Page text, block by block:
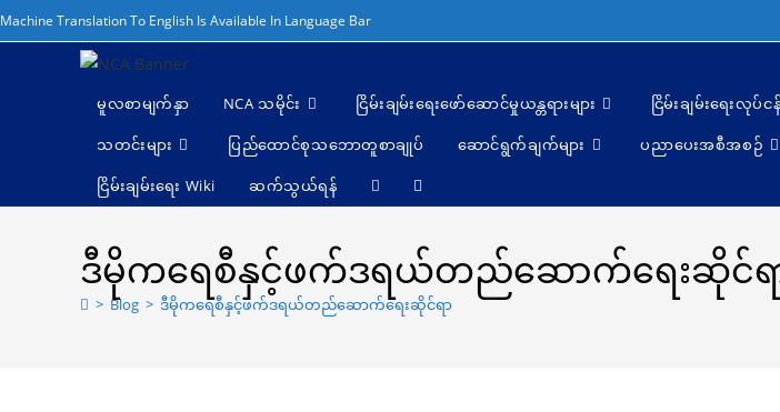
Skip
to
Machine Translation To English Is Available In Language Bar
မူလစာမျက်နှာ NCA သမိုင်း ငြိမ်းချမ်းရေးဖော်‌ဆောင်မှုယန္တရားများ ငြိမ်းချမ်းရေးလုပ်ငန်
သတင်းများ ပြည်ထောင်စုသဘောတူစာချုပ် ဆောင်ရွက်ချက်များ ပညာပေးအစီအစဉ်
ငြိမ်းချမ်းရေး Wiki ဆက်သွယ်ရန်
Toggle
search
ဒီမိုကရေစီနှင့်ဖက်ဒရယ်တည်ဆောက်ရေးဆိုင်ရ
> Blog > ဒီမိုကရေစီနှင့်ဖက်ဒရယ်တည်ဆောက်ရေးဆိုင်ရာ